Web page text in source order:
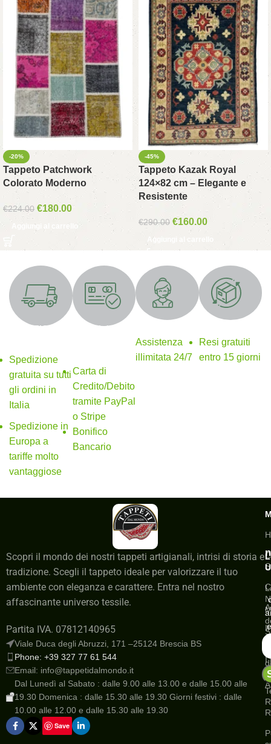
-20%
Tappeto Patchwork
Colorato Moderno
€224.00 €180.00
Aggiungi al carrello
-45%
Tappeto Kazak Royal
124×82 cm – Elegante e
Resistente
€290.00 €160.00
Aggiungi al carrello
SPEDIZIONE
Spedizione
gratuita su tutti
gli ordini in
Italia
Spedizione in
Europa a
tariffe molto
vantaggiose
Metodi di
Carta di
Credito/Debito
tramite PayPal
o Stripe
Bonifico
Bancario
Supporto 24/7
Assistenza
illimitata 24/7
Resi gratuiti
Resi gratuiti
entro 15 giorni
Scopri il mondo dei nostri tappeti artigianali, intrisi di storia e
tradizione. Scegli il tappeto ideale per valorizzare il tuo
ambiente con eleganza e carattere. Entra nel nostro
affascinante universo tessile.
Partita IVA. 07812140965
Viale Duca degli Abruzzi, 171 –25124 Brescia BS
Phone: +39 327 77 61 544
Email: info@tappetidalmondo.it
Dal Lunedì al Sabato : dalle 9.00 alle 13.00 e dalle 15.00 alle
19.30 Domenica : dalle 15.30 alle 19.30 Giorni festivi : dalle
10.00 alle 12.00 e dalle 15.30 alle 19.30
Save
I